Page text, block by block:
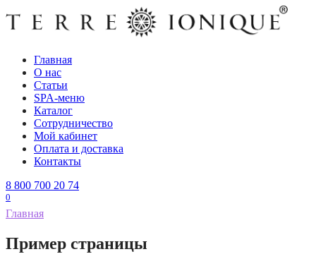
Перейти
Главная
О нас
Статьи
SPA-меню
Каталог
Сотрудничество
Мой кабинет
Оплата и доставка
Контакты
8 800 700 20 74
0
Главная
Пример страницы